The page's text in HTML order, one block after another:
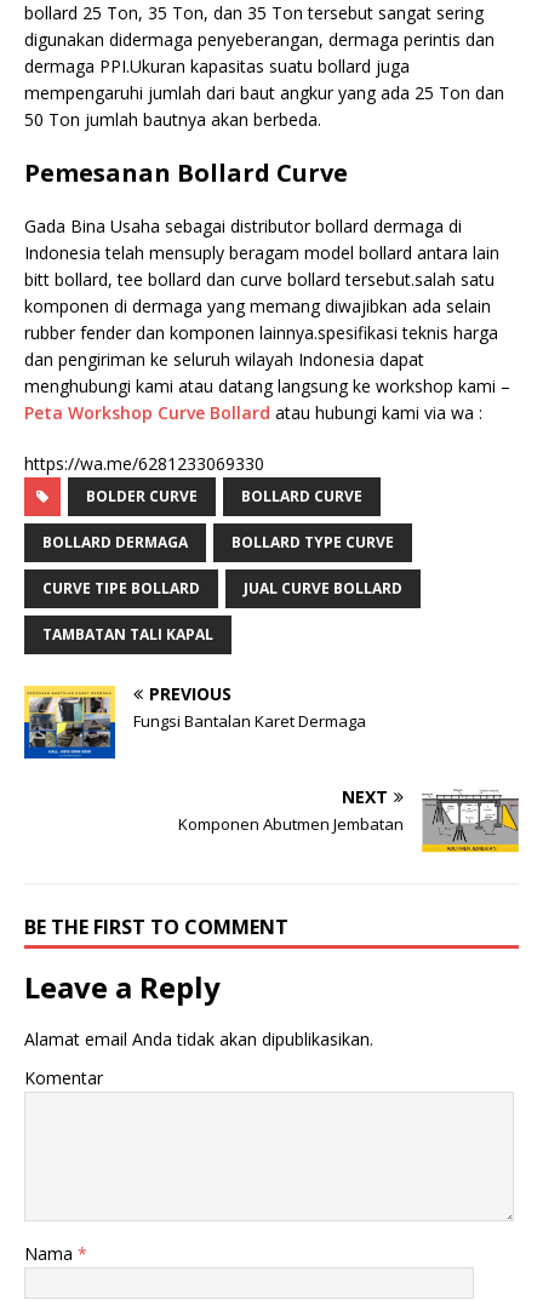
bollard 25 Ton, 35 Ton, dan 35 Ton tersebut sangat sering
digunakan didermaga penyeberangan, dermaga perintis dan
dermaga PPI.Ukuran kapasitas suatu bollard juga
mempengaruhi jumlah dari baut angkur yang ada 25 Ton dan
50 Ton jumlah bautnya akan berbeda.
Pemesanan Bollard Curve
Gada Bina Usaha sebagai distributor bollard dermaga di
Indonesia telah mensuply beragam model bollard antara lain
bitt bollard, tee bollard dan curve bollard tersebut.salah satu
komponen di dermaga yang memang diwajibkan ada selain
rubber fender dan komponen lainnya.spesifikasi teknis harga
dan pengiriman ke seluruh wilayah Indonesia dapat
menghubungi kami atau datang langsung ke workshop kami –
Peta Workshop Curve Bollard atau hubungi kami via wa :
https://wa.me/6281233069330
BOLDER CURVE BOLLARD CURVE
BOLLARD DERMAGA BOLLARD TYPE CURVE
CURVE TIPE BOLLARD JUAL CURVE BOLLARD
TAMBATAN TALI KAPAL
PREVIOUS
Fungsi Bantalan Karet Dermaga
NEXT
Komponen Abutmen Jembatan
BE THE FIRST TO COMMENT
Leave a Reply
Alamat email Anda tidak akan dipublikasikan.
Komentar
Nama *